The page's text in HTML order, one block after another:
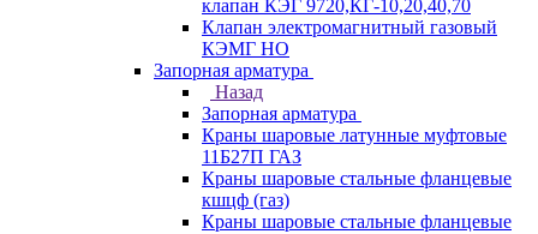
клапан КЭГ 9720,КГ-10,20,40,70
Клапан электромагнитный газовый
КЭМГ НО
Запорная арматура
Назад
Запорная арматура
Краны шаровые латунные муфтовые
11Б27П ГАЗ
Краны шаровые стальные фланцевые
кшцф (газ)
Краны шаровые стальные фланцевые